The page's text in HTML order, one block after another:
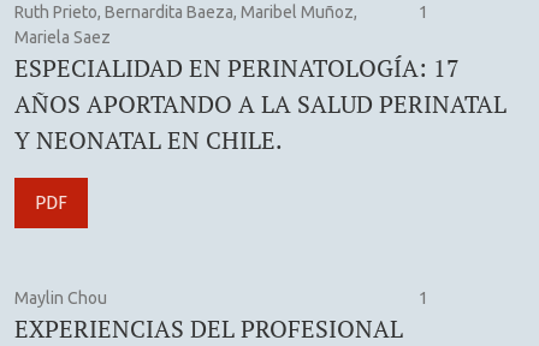
Ruth Prieto, Bernardita Baeza, Maribel Muñoz,
Mariela Saez
1
ESPECIALIDAD EN PERINATOLOGÍA: 17
AÑOS APORTANDO A LA SALUD PERINATAL
Y NEONATAL EN CHILE.
PDF
Maylin Chou 1
EXPERIENCIAS DEL PROFESIONAL